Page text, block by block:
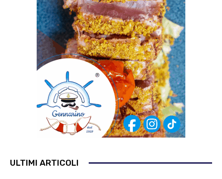
ULTIMI ARTICOLI